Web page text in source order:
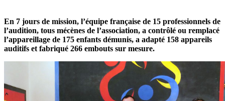
En 7 jours de mission, l’équipe française de 15 professionnels de
l’audition, tous mécènes de l’association, a contrôlé ou remplacé
l’appareillage de 175 enfants démunis, a adapté 158 appareils
auditifs et fabriqué 266 embouts sur mesure.